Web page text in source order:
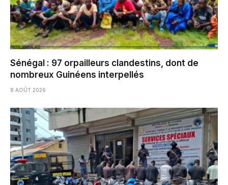
Sénégal : 97 orpailleurs clandestins, dont de
nombreux Guinéens interpellés
8 AOÛT 2026